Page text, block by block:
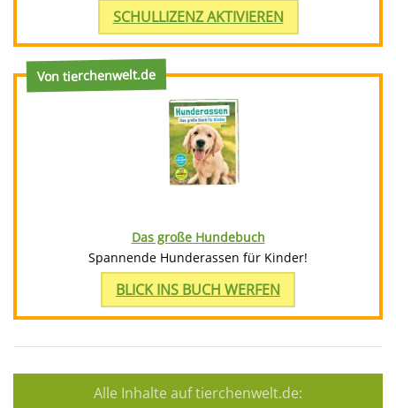
SCHULLIZENZ AKTIVIEREN
Von tierchenwelt.de
Das große Hundebuch
Spannende Hunderassen für Kinder!
BLICK INS BUCH WERFEN
Alle Inhalte auf tierchenwelt.de: